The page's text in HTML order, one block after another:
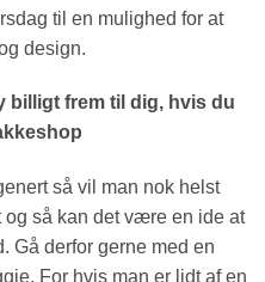
til en mulighed for at
design.
billigt frem til dig, hvis du
så vil man nok helst
så kan det være en ide at
Gå derfor gerne med en
For hvis man er lidt af en